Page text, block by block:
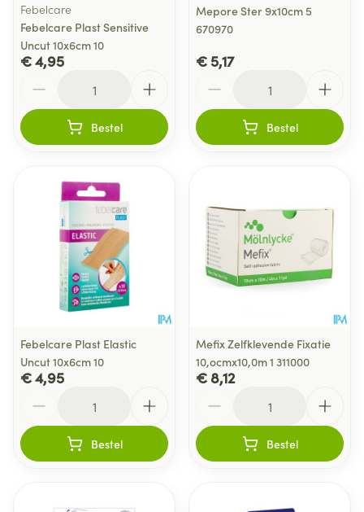
Febelcare
Febelcare Plast Sensitive
Uncut 10x6cm 10
€ 4,95
Bestel
Mepore Ster 9x10cm 5
670970
€ 5,17
Bestel
Febelcare Plast Elastic
Uncut 10x6cm 10
€ 4,95
Bestel
Mefix Zelfklevende Fixatie
10,ocmx10,0m 1 311000
€ 8,12
Bestel